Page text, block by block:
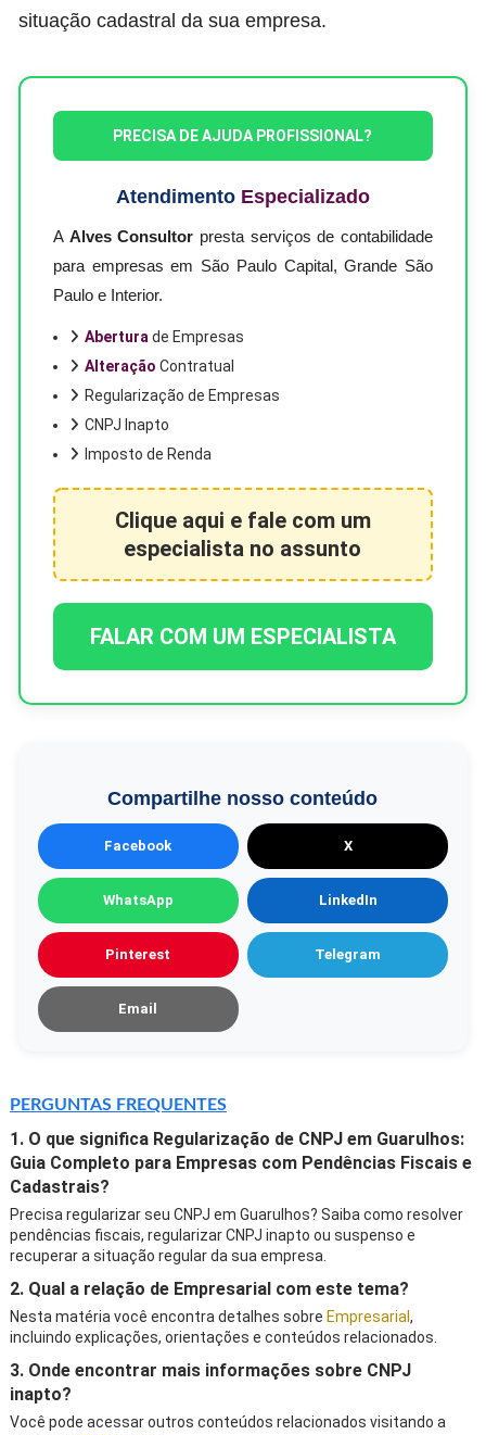
situação cadastral da sua empresa.
PRECISA DE AJUDA PROFISSIONAL?
Atendimento Especializado
A Alves Consultor presta serviços de contabilidade
para empresas em São Paulo Capital, Grande São
Paulo e Interior.
Abertura de Empresas
Alteração Contratual
Regularização de Empresas
CNPJ Inapto
Imposto de Renda
Clique aqui e fale com um
especialista no assunto
FALAR COM UM ESPECIALISTA
Compartilhe nosso conteúdo
Facebook X
WhatsApp LinkedIn
Pinterest Telegram
Email
PERGUNTAS FREQUENTES
1. O que significa Regularização de CNPJ em Guarulhos:
Guia Completo para Empresas com Pendências Fiscais e
Cadastrais?
Precisa regularizar seu CNPJ em Guarulhos? Saiba como resolver
pendências fiscais, regularizar CNPJ inapto ou suspenso e
recuperar a situação regular da sua empresa.
2. Qual a relação de Empresarial com este tema?
Nesta matéria você encontra detalhes sobre Empresarial ,
incluindo explicações, orientações e conteúdos relacionados.
3. Onde encontrar mais informações sobre CNPJ
inapto?
Você pode acessar outros conteúdos relacionados visitando a